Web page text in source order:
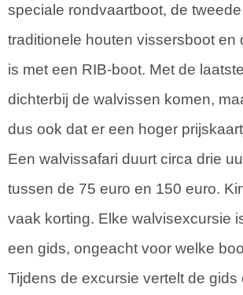
speciale rondvaartboot, de
traditionele houten vissersboot en
is met een RIB-boot. Met de
dichterbij de walvissen komen,
dus ook dat er een hoger
Een walvissafari duurt circa drie
tussen de 75 euro en 150 euro.
vaak korting. Elke walvisexcursie
een gids, ongeacht voor welke
Tijdens de excursie vertelt de gids